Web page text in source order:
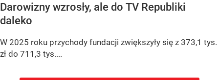
Darowizny wzrosły, ale do TV Republiki
daleko
W 2025 roku przychody fundacji zwiększyły się z 373,1 tys.
zł do 711,3 tys....